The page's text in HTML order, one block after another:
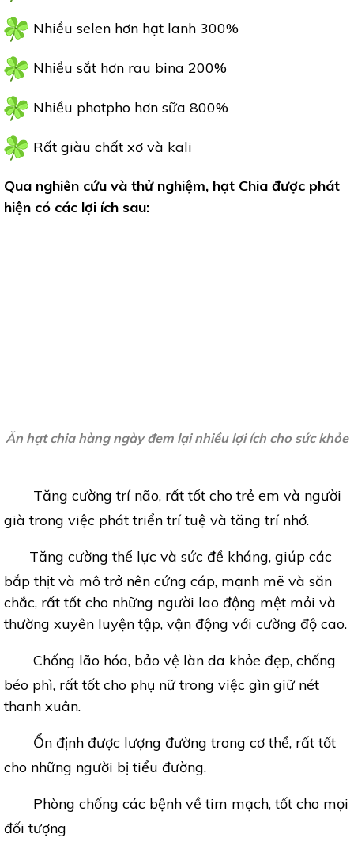
Nhiều selen hơn hạt lanh 300%
Nhiều sắt hơn rau bina 200%
Nhiều photpho hơn sữa 800%
Rất giàu chất xơ và kali
Qua nghiên cứu và thử nghiệm, hạt Chia được phát
hiện có các lợi ích sau:
Ăn hạt chia hàng ngày đem lại nhiều lợi ích cho sức khỏe
Tăng cường trí não, rất tốt cho trẻ em và người
già trong việc phát triển trí tuệ và tăng trí nhớ.
Tăng cường thể lực và sức đề kháng, giúp các
bắp thịt và mô trở nên cứng cáp, mạnh mẽ và săn
chắc, rất tốt cho những người lao động mệt mỏi và
thường xuyên luyện tập, vận động với cường độ cao.
Chống lão hóa, bảo vệ làn da khỏe đẹp, chống
béo phì, rất tốt cho phụ nữ trong việc gìn giữ nét
thanh xuân.
Ổn định được lượng đường trong cơ thể, rất tốt
cho những người bị tiểu đường.
Phòng chống các bệnh về tim mạch, tốt cho mọi
đối tượng